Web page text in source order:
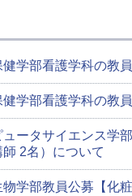
健学部看護学科の教
健学部看護学科の教
ュータサイエンス学
師 2名）について
物学部教員公募【化